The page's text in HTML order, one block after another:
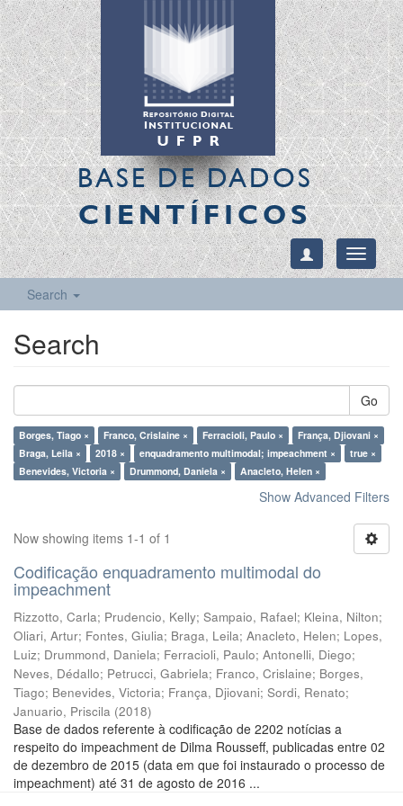
BASE DE DADOS
CIENTÍFICOS
Toggle
Search
Search
Go
Borges, Tiago × Franco, Crislaine × Ferracioli, Paulo ×
França, Djiovani ×
Braga, Leila ×
2018 × enquadramento multimodal; impeachment ×
true ×
Benevides, Victoria ×
Drummond, Daniela × Anacleto, Helen ×
Show Advanced Filters
Now showing items 1-1 of 1
Codificação enquadramento multimodal do
impeachment
Rizzotto, Carla; Prudencio, Kelly; Sampaio, Rafael; Kleina, Nilton;
Oliari, Artur; Fontes, Giulia; Braga, Leila; Anacleto, Helen; Lopes,
Luiz; Drummond, Daniela; Ferracioli, Paulo; Antonelli, Diego;
Neves, Dédallo; Petrucci, Gabriela; Franco, Crislaine; Borges,
Tiago; Benevides, Victoria; França, Djiovani; Sordi, Renato;
Januario, Priscila (2018)
Base de dados referente à codificação de 2202 notícias a
respeito do impeachment de Dilma Rousseff, publicadas entre 02
de dezembro de 2015 (data em que foi instaurado o processo de
impeachment) até 31 de agosto de 2016 ...